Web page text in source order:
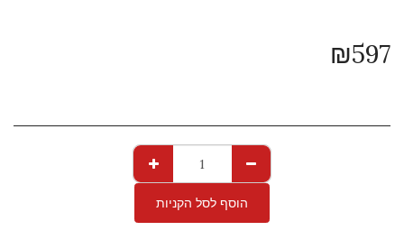
₪597
הוסף לסל הקניות